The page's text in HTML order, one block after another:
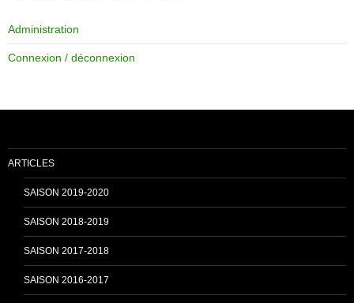
o
h
Administration
Connexion / déconnexion
ARTICLES
SAISON 2019-2020
SAISON 2018-2019
SAISON 2017-2018
SAISON 2016-2017